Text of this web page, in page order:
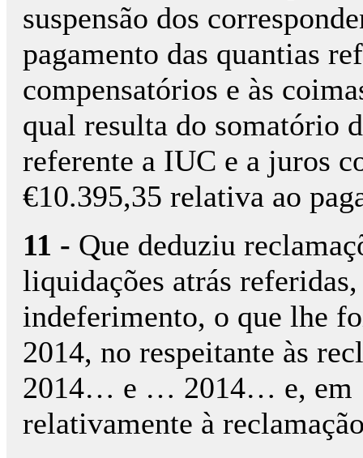
suspensão dos
pagamento das quantias
compensatórios e às
qual resulta do somatório
referente a IUC e a juros
€10.395,35 relativa ao
11 - Que deduziu
liquidações atrás
indeferimento, o que lhe
2014, no respeitante às
2014… e … 2014… e, em
relativamente à